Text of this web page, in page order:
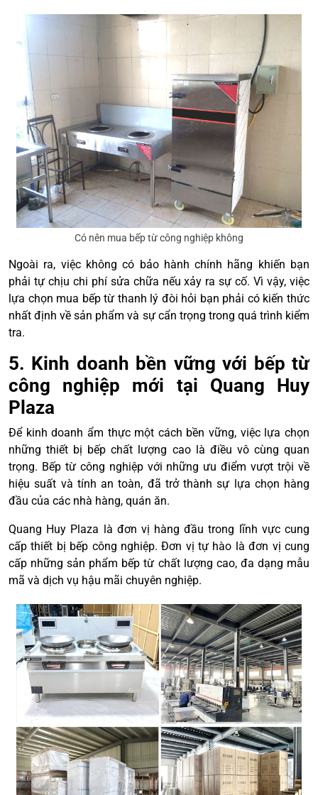
Có nên mua bếp từ công nghiệp không
Ngoài ra, việc không có bảo hành chính hãng khiến bạn
phải tự chịu chi phí sửa chữa nếu xảy ra sự cố. Vì vậy, việc
lựa chọn mua bếp từ thanh lý đòi hỏi bạn phải có kiến thức
nhất định về sản phẩm và sự cẩn trọng trong quá trình kiểm
tra.
5. Kinh doanh bền vững với bếp từ
công nghiệp mới tại Quang Huy
Plaza
Để kinh doanh ẩm thực một cách bền vững, việc lựa chọn
những thiết bị bếp chất lượng cao là điều vô cùng quan
trọng. Bếp từ công nghiệp với những ưu điểm vượt trội về
hiệu suất và tính an toàn, đã trở thành sự lựa chọn hàng
đầu của các nhà hàng, quán ăn.
Quang Huy Plaza là đơn vị hàng đầu trong lĩnh vực cung
cấp thiết bị bếp công nghiệp. Đơn vị tự hào là đơn vị cung
cấp những sản phẩm bếp từ chất lượng cao, đa dạng mẫu
mã và dịch vụ hậu mãi chuyên nghiệp.